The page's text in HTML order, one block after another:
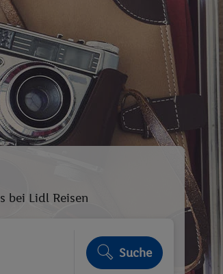
bei Lidl Reisen
Suche